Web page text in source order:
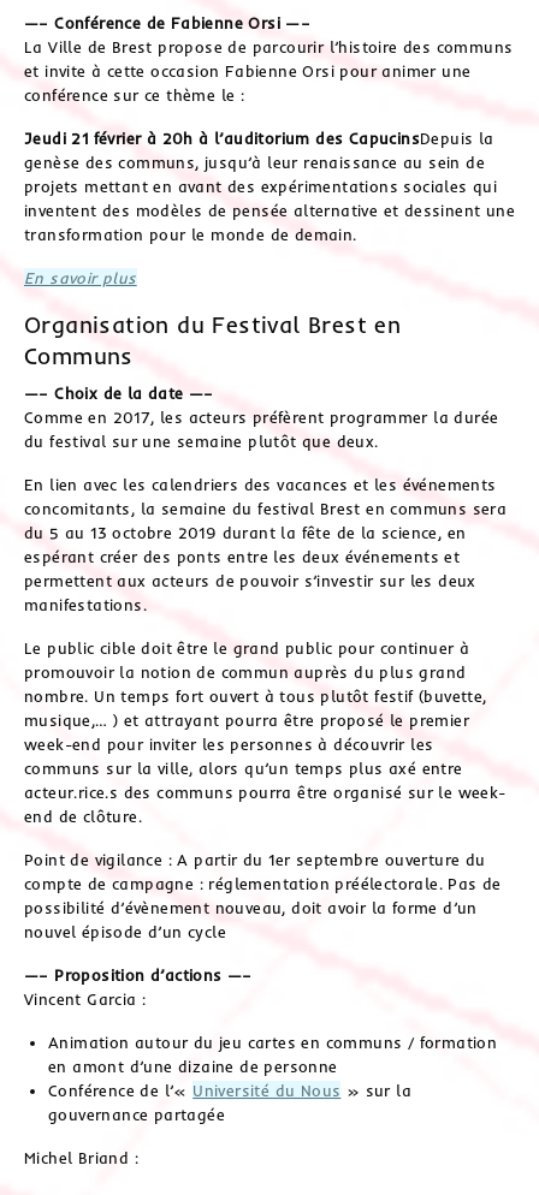
—– Conférence de Fabienne Orsi —–
La Ville de Brest propose de parcourir l’histoire des communs
et invite à cette occasion Fabienne Orsi pour animer une
conférence sur ce thème le :
Jeudi 21 février à 20h à l’auditorium des CapucinsDepuis la
genèse des communs, jusqu’à leur renaissance au sein de
projets mettant en avant des expérimentations sociales qui
inventent des modèles de pensée alternative et dessinent une
transformation pour le monde de demain.
En savoir plus
Organisation du Festival Brest en
Communs
—– Choix de la date —–
Comme en 2017, les acteurs préfèrent programmer la durée
du festival sur une semaine plutôt que deux.
En lien avec les calendriers des vacances et les événements
concomitants, la semaine du festival Brest en communs sera
du 5 au 13 octobre 2019 durant la fête de la science, en
espérant créer des ponts entre les deux événements et
permettent aux acteurs de pouvoir s’investir sur les deux
manifestations.
Le public cible doit être le grand public pour continuer à
promouvoir la notion de commun auprès du plus grand
nombre. Un temps fort ouvert à tous plutôt festif (buvette,
musique,… ) et attrayant pourra être proposé le premier
week-end pour inviter les personnes à découvrir les
communs sur la ville, alors qu’un temps plus axé entre
acteur.rice.s des communs pourra être organisé sur le week-
end de clôture.
Point de vigilance : A partir du 1er septembre ouverture du
compte de campagne : réglementation préélectorale. Pas de
possibilité d’évènement nouveau, doit avoir la forme d’un
nouvel épisode d’un cycle
—– Proposition d’actions —–
Vincent Garcia :
Animation autour du jeu cartes en communs / formation
en amont d’une dizaine de personne
Conférence de l’« Université du Nous » sur la
gouvernance partagée
Michel Briand :